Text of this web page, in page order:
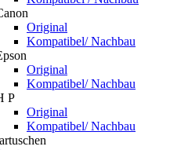
Original
Kompatibel/ Nachbau
Original
Kompatibel/ Nachbau
P
Original
Kompatibel/ Nachbau